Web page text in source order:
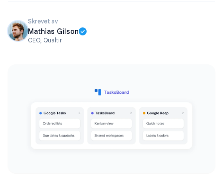
Skrevet av
Mathias Gilson
CEO, Qualtir